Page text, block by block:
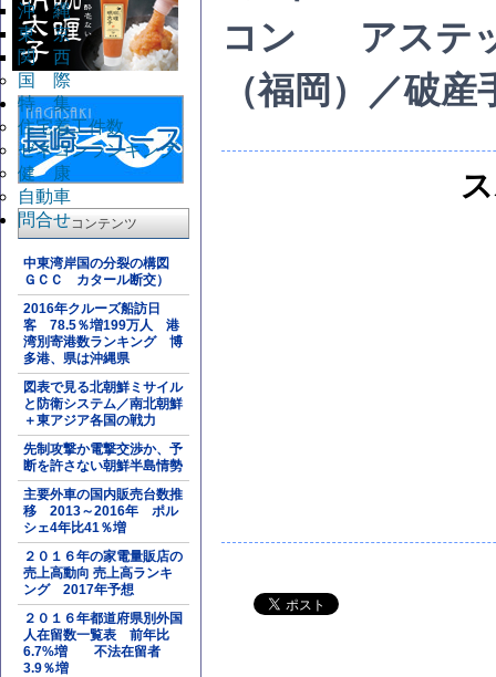
沖 縄
東 京
関 西
国 際
特 集
住宅着工件数
ゼネコンランキング
健 康
自動車
問合せコンテンツ
中東湾岸国の分裂の構図
ＧＣＣ カタール断交）
2016年クルーズ船訪日
客 78.5％増199万人 港
湾別寄港数ランキング 博
多港、県は沖縄県
図表で見る北朝鮮ミサイル
と防衛システム／南北朝鮮
＋東アジア各国の戦力
先制攻撃か電撃交渉か、予
断を許さない朝鮮半島情勢
主要外車の国内販売台数推
移 2013～2016年 ポル
シェ4年比41％増
２０１６年の家電量販店の
売上高動向 売上高ランキ
ング 2017年予想
２０１６年都道府県別外国
人在留数一覧表 前年比
6.7%増 不法在留者
3.9％増
アステ
（福岡）／破